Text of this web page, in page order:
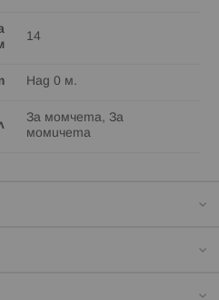
14
Над 0 м.
За момчета, За
момичета